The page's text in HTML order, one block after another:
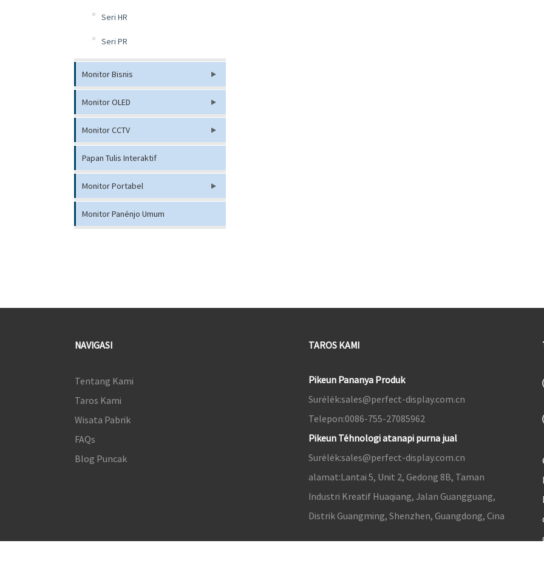
Seri HR
Seri PR
Monitor Bisnis
Monitor OLED
Monitor CCTV
Papan Tulis Interaktif
Monitor Portabel
Monitor Panénjo Umum
NAVIGASI
Tentang Kami
Taros Kami
Wisata Pabrik
FAQs
Blog Puncak
TAROS KAMI
Pikeun Pananya Produk
Surélék:sales@perfect-display.com.cn
Telepon:0086-755-27085962
Pikeun Téhnologi atanapi purna jual
Surélék:sales@perfect-display.com.cn
alamat:Lantai 5, Unit 2, Gedong 8B, Taman
Industri Kreatif Huaqiang, Jalan Guangguang,
Distrik Guangming, Shenzhen, Guangdong, Cina